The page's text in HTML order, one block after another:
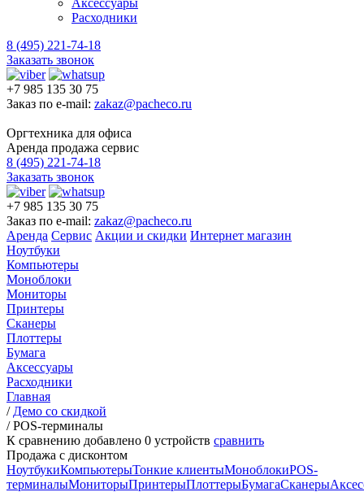
Аксессуары
Расходники
8 (495) 221-74-18
Заказать звонок
+7 985 135 30 75
Заказ по e-mail: zakaz@pacheco.ru
Оргтехника для офиса
Аренда продажа сервис
8 (495) 221-74-18
Заказать звонок
+7 985 135 30 75
Заказ по e-mail: zakaz@pacheco.ru
Аренда Сервис Акции и скидки Интернет магазин
Ноутбуки
Компьютеры
Моноблоки
Мониторы
Принтеры
Сканеры
Плоттеры
Бумага
Аксессуары
Расходники
Главная
/ Демо со скидкой
/POS-терминалы
К сравнению добавлено 0 устройств сравнить
Продажа с дисконтом
НоутбукиКомпьютерыТонкие клиентыМоноблокиPOS-
терминалыМониторыПринтерыПлоттерыБумагаСканеры